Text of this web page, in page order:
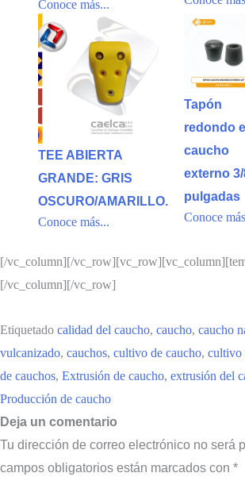
Conoce más...
TEE ABIERTA
GRANDE: GRIS
OSCURO/AMARILLO.
Conoce más...
Tapón
redondo
caucho
externo 3/
pulgadas
Conoce
[/vc_column][/
[/vc_column][/vc_row]
Etiquetado calidad del caucho, caucho, caucho
vulcanizado, cauchos, cultivo de caucho, cultivo
de cauchos, Extrusión de caucho, extrusión del
Producción de caucho
Deja un comentario
Tu dirección de correo electrónico no será
campos obligatorios están marcados con *